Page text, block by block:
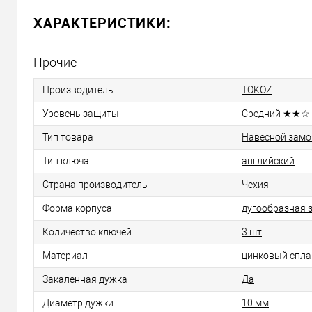
ХАРАКТЕРИСТИКИ:
Прочие
Производитель TOKOZ
Уровень защиты Средний ★★☆
Тип товара Навесной
Тип ключа английский
Страна производитель Чехия
Форма корпуса дугообразная
Количество ключей 3 шт
Материал цинковый
Закаленная дужка Да
Диаметр дужки 10 мм